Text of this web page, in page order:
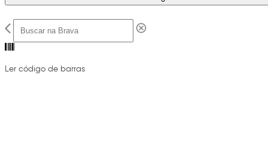
Ler código de barras